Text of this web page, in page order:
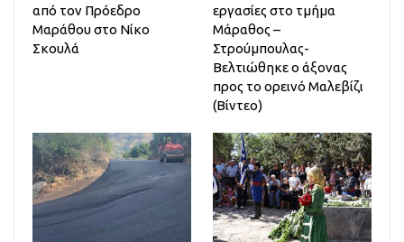
από τον Πρόεδρο
Μαράθου στο Νίκο
Σκουλά
εργασίες στο τμήμα
Μάραθος –
Στρούμπουλας-
Βελτιώθηκε ο άξονας
προς το ορεινό Μαλεβίζι
(Βίντεο)